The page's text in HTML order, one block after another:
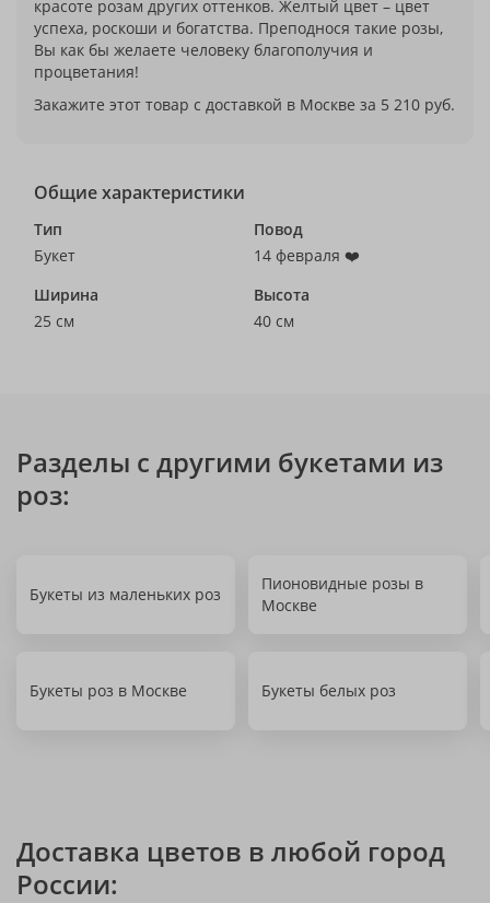
красоте розам других оттенков. Желтый цвет – цвет
успеха, роскоши и богатства. Преподнося такие розы,
Вы как бы желаете человеку благополучия и
процветания!
Закажите этот товар с доставкой в Москве за 5 210 руб.
Общие характеристики
Тип
Букет
Повод
14 февраля ❤️
Ширина
25 см
Высота
40 см
Разделы с другими букетами из
роз:
Букеты из маленьких роз
Пионовидные розы в
Москве
Букеты роз в Москве Букеты белых роз
Доставка цветов в любой город
России: